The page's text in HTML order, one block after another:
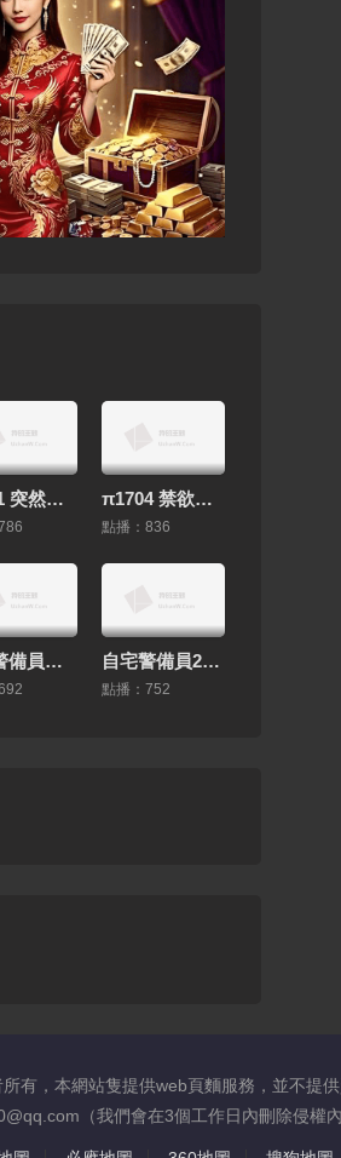
π1711 突然的逆強奸魔小姐 SSIS-107 #夕美紫苑 π1704 禁欲三十天，騷女樂翻天SONE-128 #黑島玲衣
點播：836
自宅警備員ターゲット由紀～性的指導！_生意気なアイツを懲らしめろ 2D動漫 中文字幕 自宅警備員2_第八話従兄妹_叔母_メイド～灰原家の血族 2D動漫 中文字幕
點播：752
有，本網站隻提供web頁麵服務，並不提
（我們會在3個工作日內刪除侵權內